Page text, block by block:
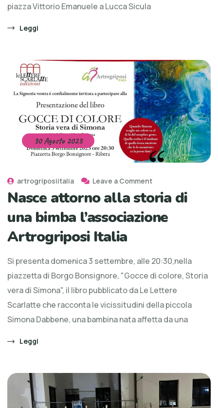
piazza Vittorio Emanuele a Lucca Sicula
Leggi
30 Agosto 2023
artrogriposiitalia Leave a Comment
Nasce attorno alla storia di
una bimba l’associazione
Artrogriposi Italia
Si presenta domenica 3 settembre, alle 20:30,nella
piazzetta di Borgo Bonsignore, "Gocce di colore, Storia
vera di Simona", il libro pubblicato da Le Lettere
Scarlatte che racconta le vicissitudini della piccola
Simona Dabbene, una bambina nata affetta da una
Leggi